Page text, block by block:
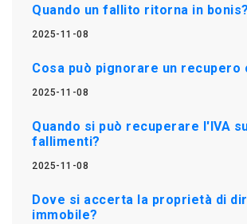
Quando un fallito ritorna in bonis?
2025-11-08
Cosa può pignorare un recupero
2025-11-08
Quando si può recuperare l'IVA
fallimenti?
2025-11-08
Dove si accerta la proprietà di
immobile?